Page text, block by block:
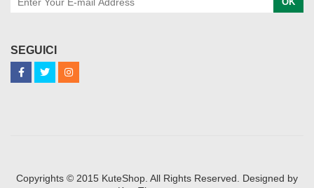
SEGUICI
Copyrights © 2015 KuteShop. All Rights Reserved. Designed by